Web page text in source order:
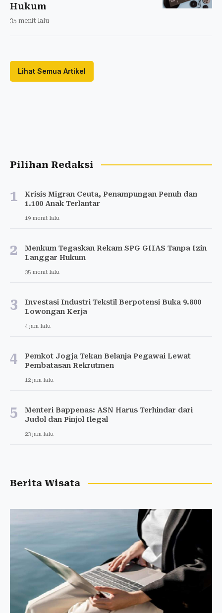
Hukum
35 menit lalu
Lihat Semua Artikel
Pilihan Redaksi
1
Krisis Migran Ceuta, Penampungan Penuh dan
1.100 Anak Terlantar
19 menit lalu
2
Menkum Tegaskan Rekam SPG GIIAS Tanpa Izin
Langgar Hukum
35 menit lalu
3
Investasi Industri Tekstil Berpotensi Buka 9.800
Lowongan Kerja
4 jam lalu
4
Pemkot Jogja Tekan Belanja Pegawai Lewat
Pembatasan Rekrutmen
12 jam lalu
5
Menteri Bappenas: ASN Harus Terhindar dari
Judol dan Pinjol Ilegal
23 jam lalu
Berita Wisata